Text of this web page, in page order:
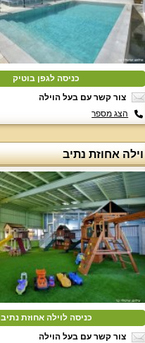
כניסה לגפן בוטיק
צור קשר עם בעל הוילה
הצג מספר
וילה אחוזת נתיב
כניסה לוילה אחוזת נתיב
צור קשר עם בעל הוילה